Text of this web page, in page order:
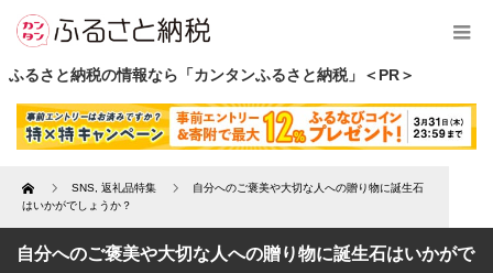
ふるさと納税の情報なら「カンタンふるさと納税」＜PR＞
Home SNS 返礼品特集
自分へのご褒美や大切な人への贈り物に誕生石
はいかがでしょうか？
自分へのご褒美や大切な人への贈り物に誕生石はいかがで